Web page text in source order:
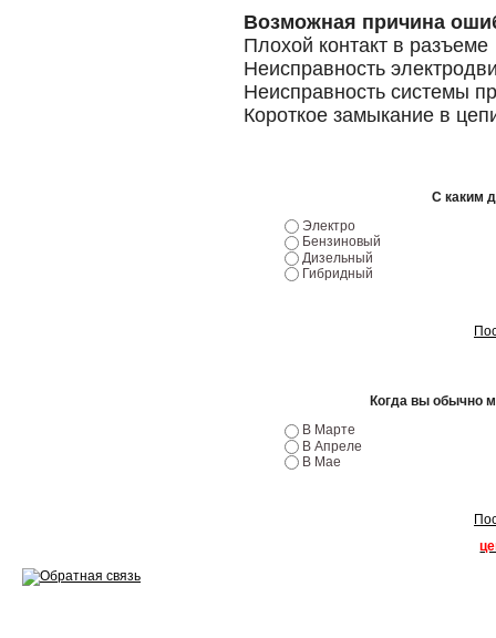
Возможная причина
Плохой контакт в разъеме
Неисправность
Неисправность системы
Короткое замыкание в
С каким
Электро
Бензиновый
Дизельный
Гибридный
Когда вы обычно
В Марте
В Апреле
В Мае